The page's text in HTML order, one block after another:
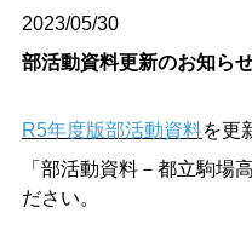
2023/05/30
部活動資料更新のお知ら
R5年度版部活動資料を更
「部活動資料－都立駒場
ださい。